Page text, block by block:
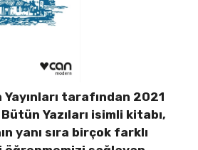
Yayınları tarafından 2021
Yazıları isimli kitabı,
yanı sıra birçok farklı